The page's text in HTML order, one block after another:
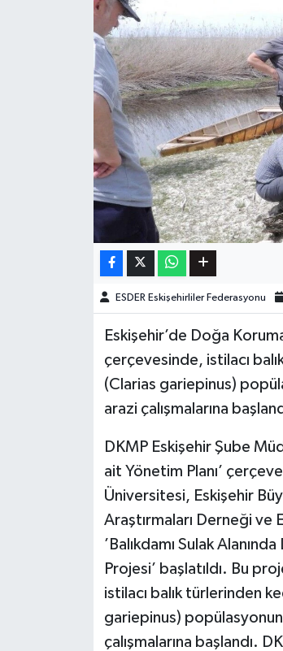
ESDER Eskişehirliler Federasyonu
Eskişehir’de Doğa
çerçevesinde, istilacı
(Clarias gariepinus)
arazi çalışmalarına
DKMP Eskişehir Şube
ait Yönetim Planı’
Üniversitesi, Eskişehir
Araştırmaları Derneği ve
’Balıkdamı Sulak
Projesi’ başlatıldı. Bu
istilacı balık türlerinden
gariepinus)
çalışmalarına başlandı.